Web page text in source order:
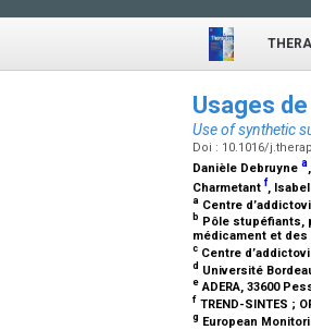
Usages
Use of synthetic
Doi : 10.1016/
Danièle Debruyne a
Charmetant f,
a Centre
b Pôle stupéfiants,
médicament et des
c Centre
d Université
e ADERA, 33600
f TREND-SINTES ;
g European